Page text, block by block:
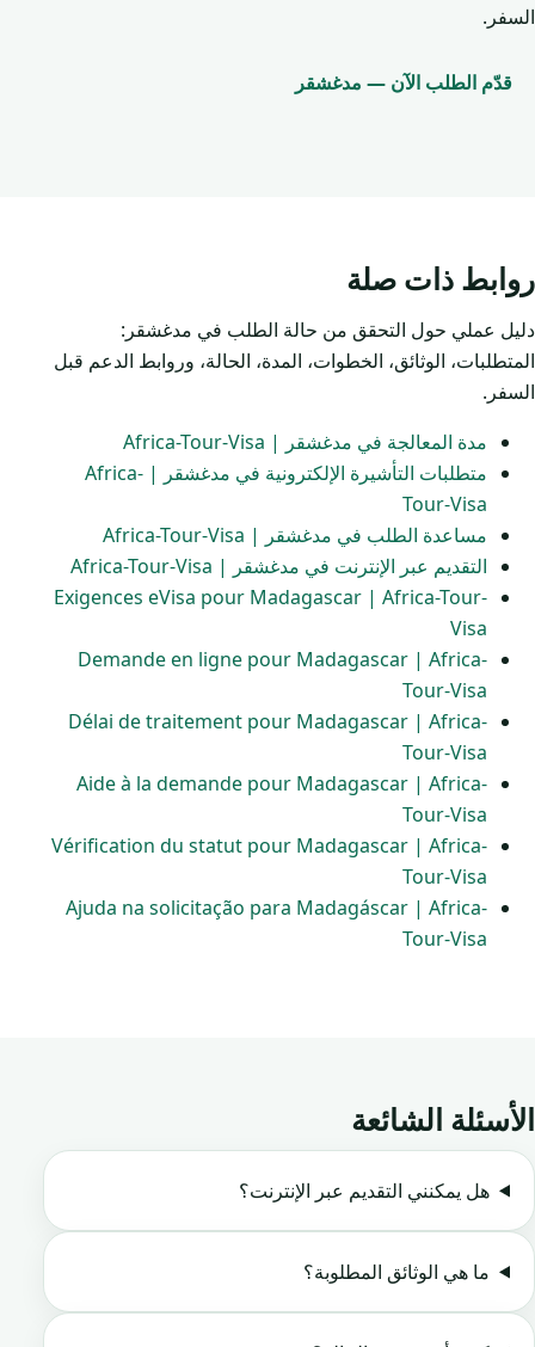
السفر.
قدّم الطلب الآن — مدغشقر
روابط ذات صلة
دليل عملي حول التحقق من حالة الطلب في مدغشقر:
المتطلبات، الوثائق، الخطوات، المدة، الحالة، وروابط الدعم قبل
السفر.
مدة المعالجة في مدغشقر | Africa-Tour-Visa
متطلبات التأشيرة الإلكترونية في مدغشقر | Africa-
Tour-Visa
مساعدة الطلب في مدغشقر | Africa-Tour-Visa
التقديم عبر الإنترنت في مدغشقر | Africa-Tour-Visa
Exigences eVisa pour Madagascar | Africa-Tour-
Visa
Demande en ligne pour Madagascar | Africa-
Tour-Visa
Délai de traitement pour Madagascar | Africa-
Tour-Visa
Aide à la demande pour Madagascar | Africa-
Tour-Visa
Vérification du statut pour Madagascar | Africa-
Tour-Visa
Ajuda na solicitação para Madagáscar | Africa-
Tour-Visa
الأسئلة الشائعة
هل يمكنني التقديم عبر الإنترنت؟
ما هي الوثائق المطلوبة؟